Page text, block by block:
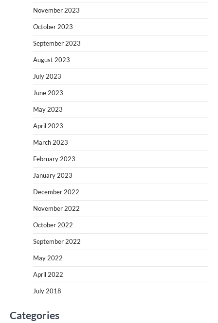
November 2023
October 2023
September 2023
August 2023
July 2023
June 2023
May 2023
April 2023
March 2023
February 2023
January 2023
December 2022
November 2022
October 2022
September 2022
May 2022
April 2022
July 2018
Categories